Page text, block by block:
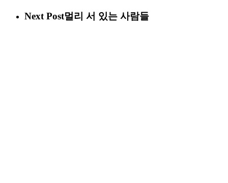
Next Post멀리 서 있는 사람들